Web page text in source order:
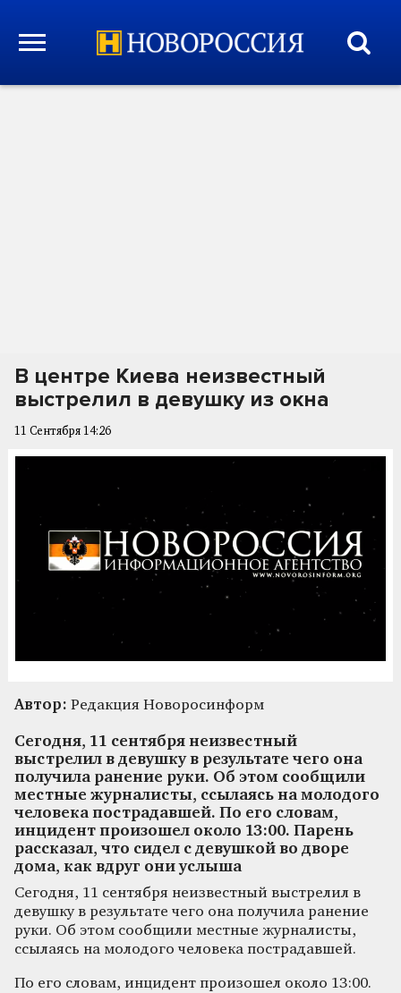
В центре Киева неизвестный
выстрелил в девушку из окна
11 Сентября 14:26
Автор: Редакция Новоросинформ
Сегодня, 11 сентября неизвестный
выстрелил в девушку в результате чего она
получила ранение руки. Об этом сообщили
местные журналисты, ссылаясь на молодого
человека пострадавшей. По его словам,
инцидент произошел около 13:00. Парень
рассказал, что сидел с девушкой во дворе
дома, как вдруг они услыша
Сегодня, 11 сентября неизвестный выстрелил в
девушку в результате чего она получила ранение
руки. Об этом сообщили местные журналисты,
ссылаясь на молодого человека пострадавшей.
По его словам, инцидент произошел около 13:00.